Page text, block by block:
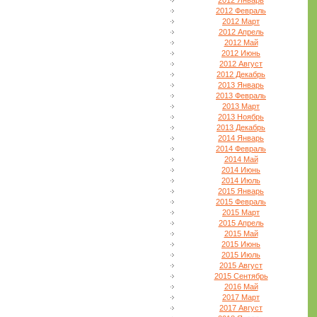
2012 Февраль
2012 Март
2012 Апрель
2012 Май
2012 Июнь
2012 Август
2012 Декабрь
2013 Январь
2013 Февраль
2013 Март
2013 Ноябрь
2013 Декабрь
2014 Январь
2014 Февраль
2014 Май
2014 Июнь
2014 Июль
2015 Январь
2015 Февраль
2015 Март
2015 Апрель
2015 Май
2015 Июнь
2015 Июль
2015 Август
2015 Сентябрь
2016 Май
2017 Март
2017 Август